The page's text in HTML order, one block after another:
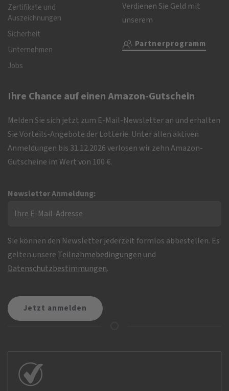
Zertifikate und
Auszeichnungen
Sicherheit
Unternehmen
Jobs
Verdienen Sie Geld mit
unserem
Partnerprogramm
Ihre Chance auf einen Amazon-Gutschein
Melden Sie sich jetzt zum E-Mail-Newsletter an und erhalten
Sie Vorteils-Angebote der Lotterie. Unter allen aktiven
Anmeldungen bis 31.12.2026 verlosen wir zehn Amazon-
Gutscheine im Wert von 100 €.
Newsletter Anmeldung:
Sie können den Newsletter jederzeit formlos abbestellen. Es
gelten unsere Teilnahmebedingungen und
Datenschutzbestimmungen.